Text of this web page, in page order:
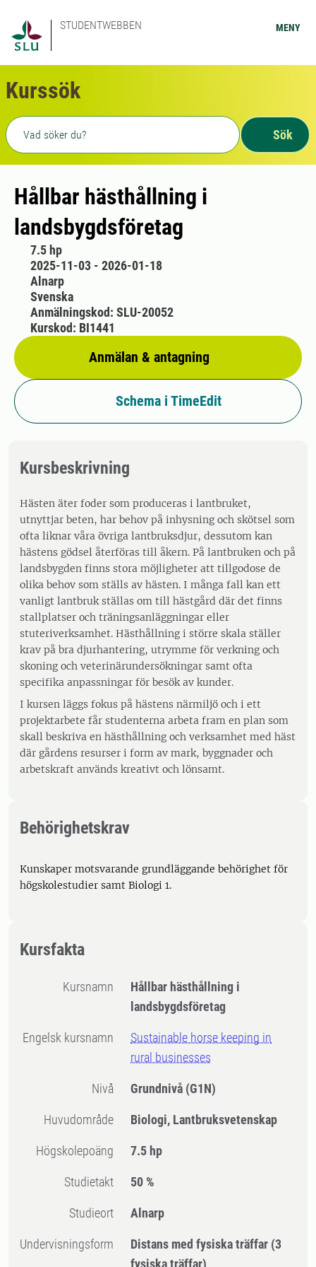
STUDENTWEBBEN MENY
Kurssök
Fritext sökning
Sök
Hållbar hästhållning i
landsbygdsföretag
7.5 hp
2025-11-03 - 2026-01-18
Alnarp
Svenska
Anmälan & antagning
Anmälningskod: SLU-20052
Kurskod: BI1441
Schema i TimeEdit
Kursbeskrivning
Hästen äter foder som produceras i lantbruket,
utnyttjar beten, har behov på inhysning och skötsel som
ofta liknar våra övriga lantbruksdjur, dessutom kan
hästens gödsel återföras till åkern. På lantbruken och på
landsbygden finns stora möjligheter att tillgodose de
olika behov som ställs av hästen. I många fall kan ett
vanligt lantbruk ställas om till hästgård där det finns
stallplatser och träningsanläggningar eller
stuteriverksamhet. Hästhållning i större skala ställer
krav på bra djurhantering, utrymme för verkning och
skoning och veterinärundersökningar samt ofta
specifika anpassningar för besök av kunder.
I kursen läggs fokus på hästens närmiljö och i ett
projektarbete får studenterna arbeta fram en plan som
skall beskriva en hästhållning och verksamhet med häst
där gårdens resurser i form av mark, byggnader och
arbetskraft används kreativt och lönsamt.
Behörighetskrav
Kunskaper motsvarande grundläggande behörighet för
högskolestudier samt Biologi 1.
Kursfakta
Kursnamn
Hållbar hästhållning i
landsbygdsföretag
Engelsk kursnamn
Sustainable horse keeping in
rural businesses
Nivå Grundnivå (G1N)
Huvudområde Biologi, Lantbruksvetenskap
högskolepoäng 7.5 hp
Studietakt 50 %
Studieort Alnarp
Undervisningsform Distans med fysiska träffar (3
fysiska träffar)